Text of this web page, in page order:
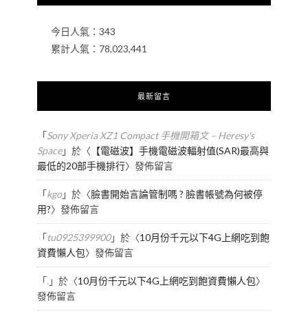
今日人氣： 343
累計人氣： 78,023,441
最新留言
「Sony Xperia XZ1 Compact 手機開箱文 – Heresy's
Space」於〈 【電磁波】手機電磁波輻射值(SAR)最高與
最低的20部手機排行〉發佈留言
「kgo」於〈臉書開始言論管制嗎 ? 臉書帳號為何被停
用?〉發佈留言
「tu0925399900」於〈10月份千元以下4G上網吃到飽
資費懶人包〉發佈留言
「.」於〈10月份千元以下4G上網吃到飽資費懶人包〉
發佈留言